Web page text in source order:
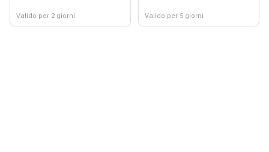
Valido per 2 giorni Valido per 5 giorni